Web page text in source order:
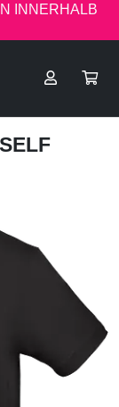
INNERHALB